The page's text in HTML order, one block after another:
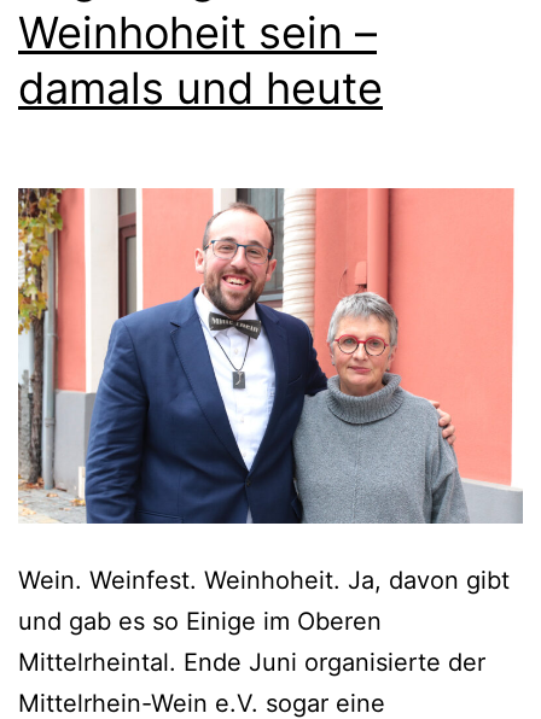
Weinhoheit sein –
damals und heute
Wein. Weinfest. Weinhoheit. Ja, davon gibt
und gab es so Einige im Oberen
Mittelrheintal. Ende Juni organisierte der
Mittelrhein-Wein e.V. sogar eine